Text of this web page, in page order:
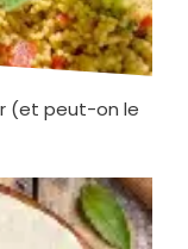
(et peut-on le